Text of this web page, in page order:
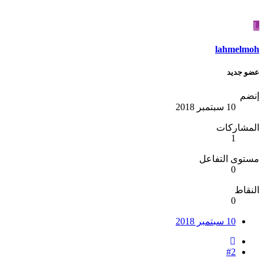
L
lahmelmoh
عضو جديد
إنضم
10 سبتمبر 2018
المشاركات
1
مستوى التفاعل
0
النقاط
0
10 سبتمبر 2018
#2